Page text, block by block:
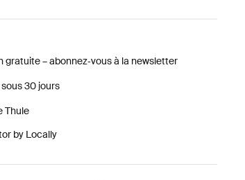
gratuite – abonnez‑vous à la newsletter
30 jours
Thule
by Locally